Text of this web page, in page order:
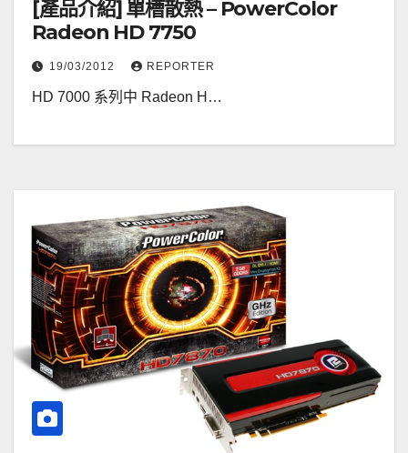
[產品介紹] 單槽散熱 – PowerColor
Radeon HD 7750
19/03/2012 REPORTER
HD 7000 系列中 Radeon H…